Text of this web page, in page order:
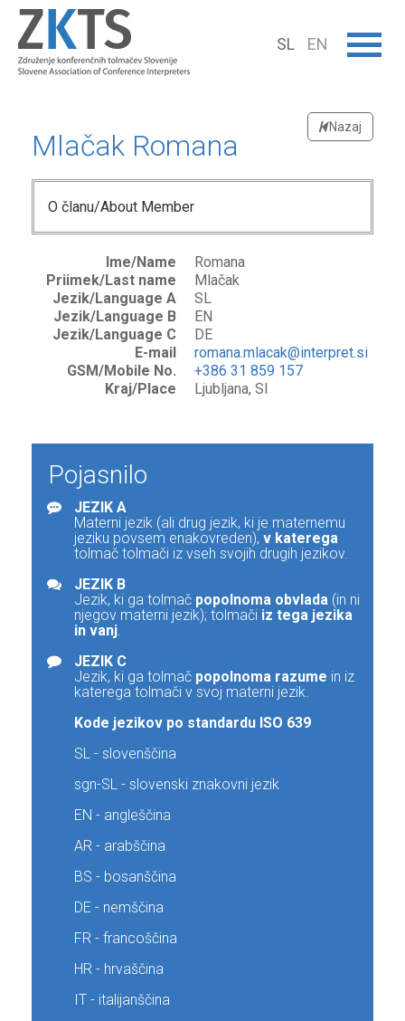
SL EN
Nazaj
Mlačak Romana
O članu/About Member
Ime/Name
Romana
Priimek/Last name
Mlačak
Jezik/Language A
SL
Jezik/Language B
EN
Jezik/Language C
DE
E-mail
romana.mlacak@interpret.si
GSM/Mobile No.
+386 31 859 157
Kraj/Place
Ljubljana, SI
Pojasnilo
JEZIK A
Materni jezik (ali drug jezik, ki je maternemu
jeziku povsem enakovreden), v katerega
tolmač tolmači iz vseh svojih drugih jezikov.
JEZIK B
Jezik, ki ga tolmač popolnoma obvlada (in ni
njegov materni jezik); tolmači iz tega jezika
in vanj.
JEZIK C
Jezik, ki ga tolmač popolnoma razume in iz
katerega tolmači v svoj materni jezik.
Kode jezikov po standardu ISO 639
SL - slovenščina
sgn-SL - slovenski znakovni jezik
EN - angleščina
AR - arabščina
BS - bosanščina
DE - nemščina
FR - francoščina
HR - hrvaščina
IT - italijanščina